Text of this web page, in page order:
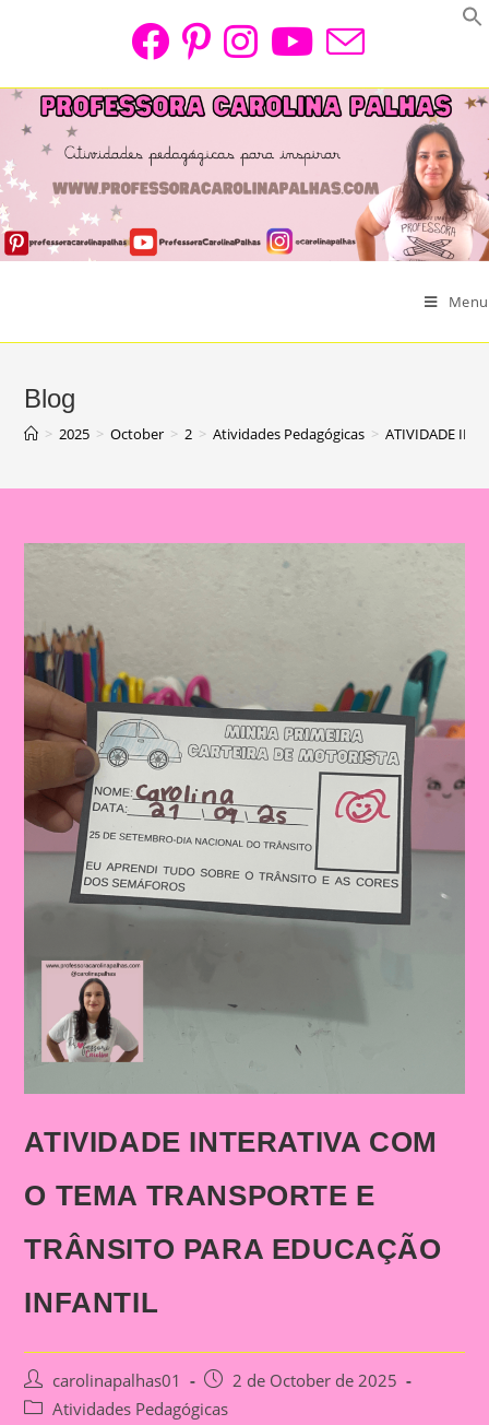
Menu
Blog
> 2025 > October > 2 > Atividades Pedagógicas > ATIVIDADE
ATIVIDADE INTERATIVA COM
O TEMA TRANSPORTE E
TRÂNSITO PARA EDUCAÇÃO
INFANTIL
Post
author:
carolinapalhas01
Post
published:
2 de October de 2025
PostAtividades Pedagógicas